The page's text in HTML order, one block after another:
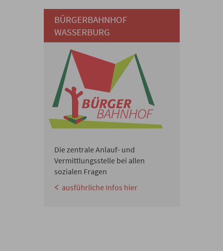
BÜRGERBAHNHOF
WASSERBURG
Die zentrale Anlauf- und
Vermittlungsstelle bei allen
sozialen Fragen
ausführliche Infos hier